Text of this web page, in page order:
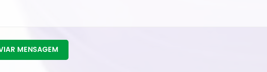
MENSAGEM